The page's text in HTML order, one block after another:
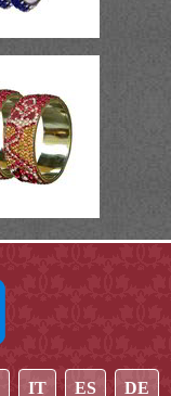
IT ES DE